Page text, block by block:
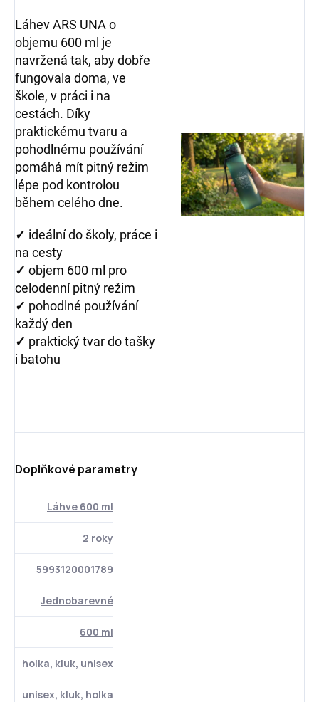
Láhev ARS UNA o
objemu 600 ml je
navržená tak, aby dobře
fungovala doma, ve
škole, v práci i na
cestách. Díky
praktickému tvaru a
pohodlnému používání
pomáhá mít pitný režim
lépe pod kontrolou
během celého dne.
✓ ideální do školy, práce i
na cesty
✓ objem 600 ml pro
celodenní pitný režim
✓ pohodlné používání
každý den
✓ praktický tvar do tašky
i batohu
Doplňkové parametry
Láhve 600 ml
2 roky
5993120001789
Jednobarevné
600 ml
holka, kluk, unisex
unisex, kluk, holka